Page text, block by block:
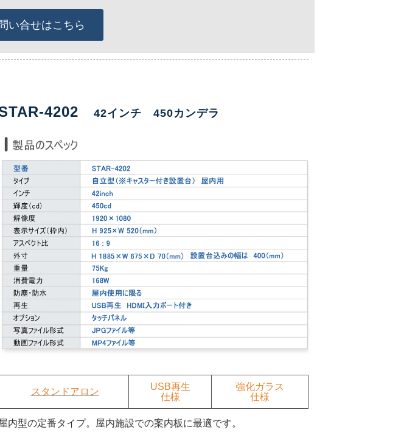
い合せはこちら
4202 42インチ 450カンデラ
スタンドアロン
USB再生
仕様
強化ガラス
仕様
屋内型の定番タイプ。屋内施設での案内板に最適です。